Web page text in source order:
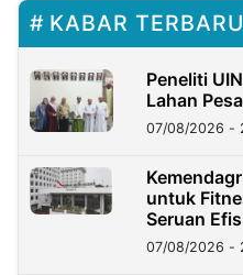
KABAR TERBARU
Peneliti
Lahan
07/08/2026 -
untuk
Seruan
07/08/2026 -